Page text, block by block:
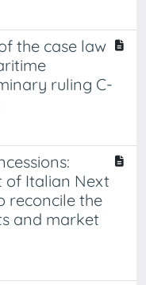
the case law
ruling C-
of Italian Next
reconcile the
and market